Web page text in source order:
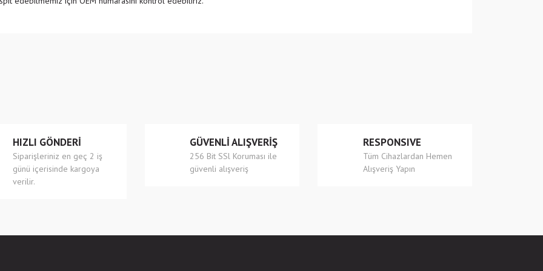
HIZLI GÖNDERİ
Siparişleriniz en geç 2 iş
günü içerisinde kargoya
verilir.
GÜVENLİ ALIŞVERİŞ
256 Bit SSl Koruması ile
güvenli alışveriş
RESPONSIVE
Tüm Cihazlardan Hemen
Alışveriş Yapın